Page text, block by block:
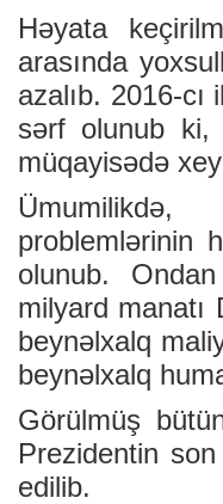
Həyata
arasında
azalıb. 2016-
sərf olunub ki,
müqayisədə
problemlərinin
olunub.
milyard manatı
beynəlxalq
beynəlxalq
Görülmüş
Prezidentin
edilib.